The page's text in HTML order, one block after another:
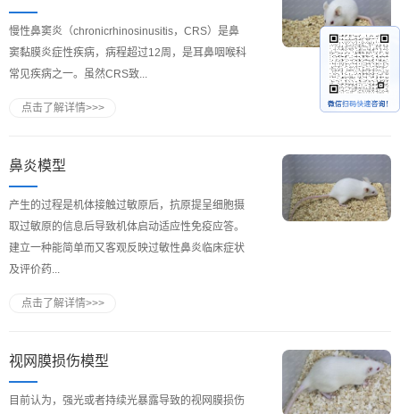
慢性鼻窦炎（chronicrhinosinusitis，CRS）是鼻
窦黏膜炎症性疾病，病程超过12周，是耳鼻咽喉科
常见疾病之一。虽然CRS致...
点击了解详情>>>
鼻炎模型
产生的过程是机体接触过敏原后，抗原提呈细胞摄
取过敏原的信息后导致机体启动适应性免疫应答。
建立一种能简单而又客观反映过敏性鼻炎临床症状
及评价药...
点击了解详情>>>
视网膜损伤模型
目前认为，强光或者持续光暴露导致的视网膜损伤